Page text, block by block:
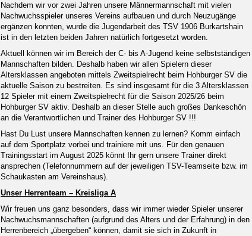
Nachdem wir vor zwei Jahren unsere Männermannschaft mit vielen
Nachwuchsspieler unseres Vereins aufbauen und durch Neuzugänge
ergänzen konnten, wurde die Jugendarbeit des TSV 1906 Burkartshain
ist in den letzten beiden Jahren natürlich fortgesetzt worden.
Aktuell können wir im Bereich der C- bis A-Jugend keine selbstständigen
Mannschaften bilden. Deshalb haben wir allen Spielern dieser
Altersklassen angeboten mittels Zweitspielrecht beim Hohburger SV die
aktuelle Saison zu bestreiten. Es sind insgesamt für die 3 Altersklassen
12 Spieler mit einem Zweitspielrecht für die Saison 2025/26 beim
Hohburger SV aktiv. Deshalb an dieser Stelle auch großes Dankeschön
an die Verantwortlichen und Trainer des Hohburger SV !!!
Hast Du Lust unsere Mannschaften kennen zu lernen? Komm einfach
auf dem Sportplatz vorbei und trainiere mit uns. Für den genauen
Trainingsstart im August 2025 könnt Ihr gern unsere Trainer direkt
ansprechen (Telefonnummern auf der jeweiligen TSV-Teamseite bzw. im
Schaukasten am Vereinshaus).
Unser Herrenteam – Kreisliga A
Wir freuen uns ganz besonders, dass wir immer wieder Spieler unserer
Nachwuchsmannschaften (aufgrund des Alters und der Erfahrung) in den
Herrenbereich „übergeben“ können, damit sie sich in Zukunft in